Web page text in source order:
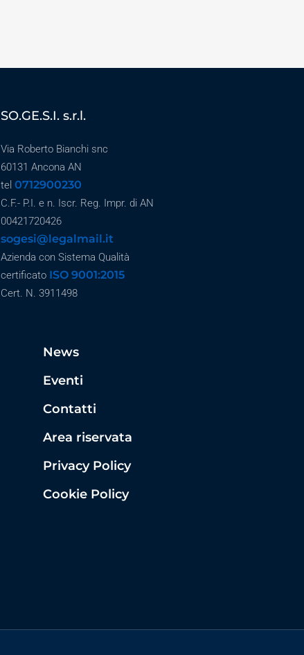
SO.GE.S.I. s.r.l.
Via Roberto Bianchi snc
60131 Ancona AN
tel 0712900230
C.F.- P.I. e n. Iscr. Reg. Impr. di AN
00421720426
sogesi@legalmail.it
Azienda con Sistema Qualità
certificato ISO 9001:2015
Cert. N. 3911498
News
Eventi
Contatti
Area riservata
Privacy Policy
Cookie Policy